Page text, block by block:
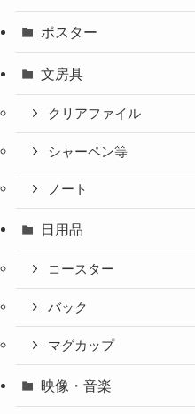
ポスター
文房具
クリアファイル
シャーペン等
ノート
日用品
コースター
バック
マグカップ
映像・音楽